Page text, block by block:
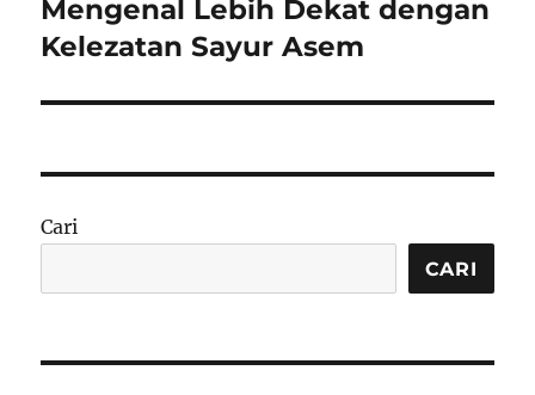
Next
post:
Mengenal Lebih Dekat dengan
Kelezatan Sayur Asem
Cari
CARI